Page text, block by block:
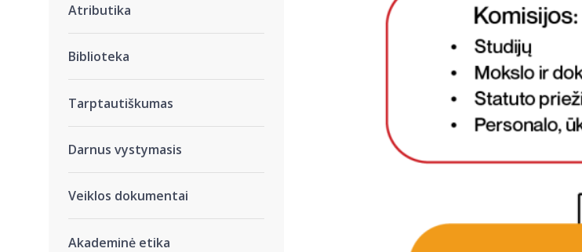
Atributika
Biblioteka
Tarptautiškumas
Darnus vystymasis
Veiklos dokumentai
Akademinė etika